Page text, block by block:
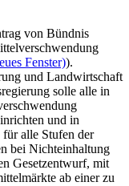
von Bündnis
Fenster)).
und Landwirtschaft
solle alle in
und in
alle Stufen der
bei Nichteinhaltung
Gesetzentwurf, mit
ab einer zu